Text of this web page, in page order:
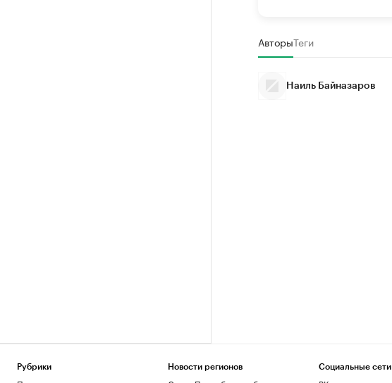
АвторыТеги
Наиль Байназаров
Рубрики Новости регионов Социальные сети